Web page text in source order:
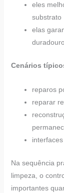
eles
substrato
elas
Cenários
reparos
reparar
Na sequência
limpeza, o
importantes